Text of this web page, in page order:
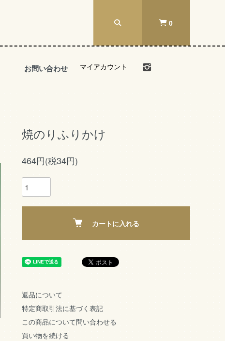
0
お問い合わせ マイアカウント
焼のりふりかけ
464円(税34円)
カートに入れる
返品について
特定商取引法に基づく表記
この商品について問い合わせる
買い物を続ける